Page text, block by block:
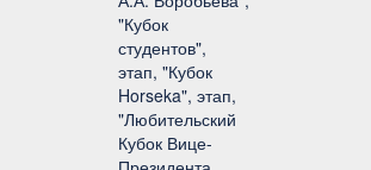
"Кубок
студентов",
этап, "Кубок
Horseka", этап,
"Любительский
Кубок Вице-